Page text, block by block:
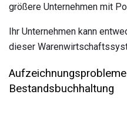
größere Unternehmen mit
Ihr Unternehmen kann
dieser
Bestandsbuchhaltung